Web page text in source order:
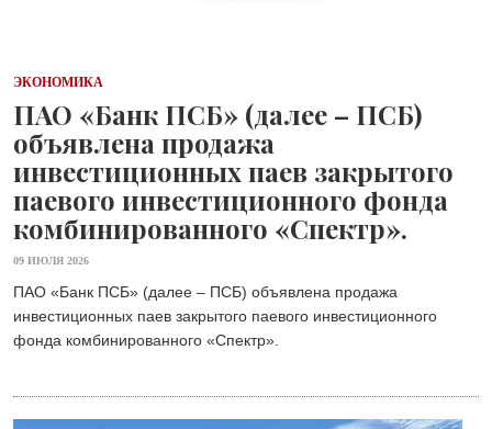
ЭКОНОМИКА
ПАО «Банк ПСБ» (далее – ПСБ)
объявлена продажа
инвестиционных паев закрытого
паевого инвестиционного фонда
комбинированного «Спектр».
09 ИЮЛЯ 2026
ПАО «Банк ПСБ» (далее – ПСБ) объявлена продажа
инвестиционных паев закрытого паевого инвестиционного
фонда комбинированного «Спектр».